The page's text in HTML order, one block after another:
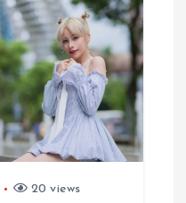
刻反思
20 views